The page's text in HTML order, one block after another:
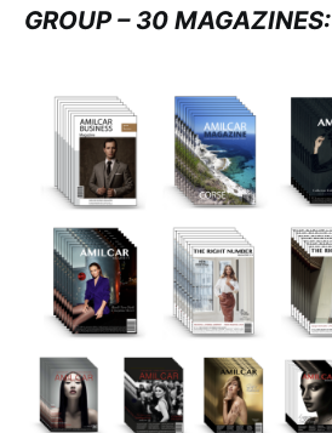
GROUP – 30 MAGAZINES: